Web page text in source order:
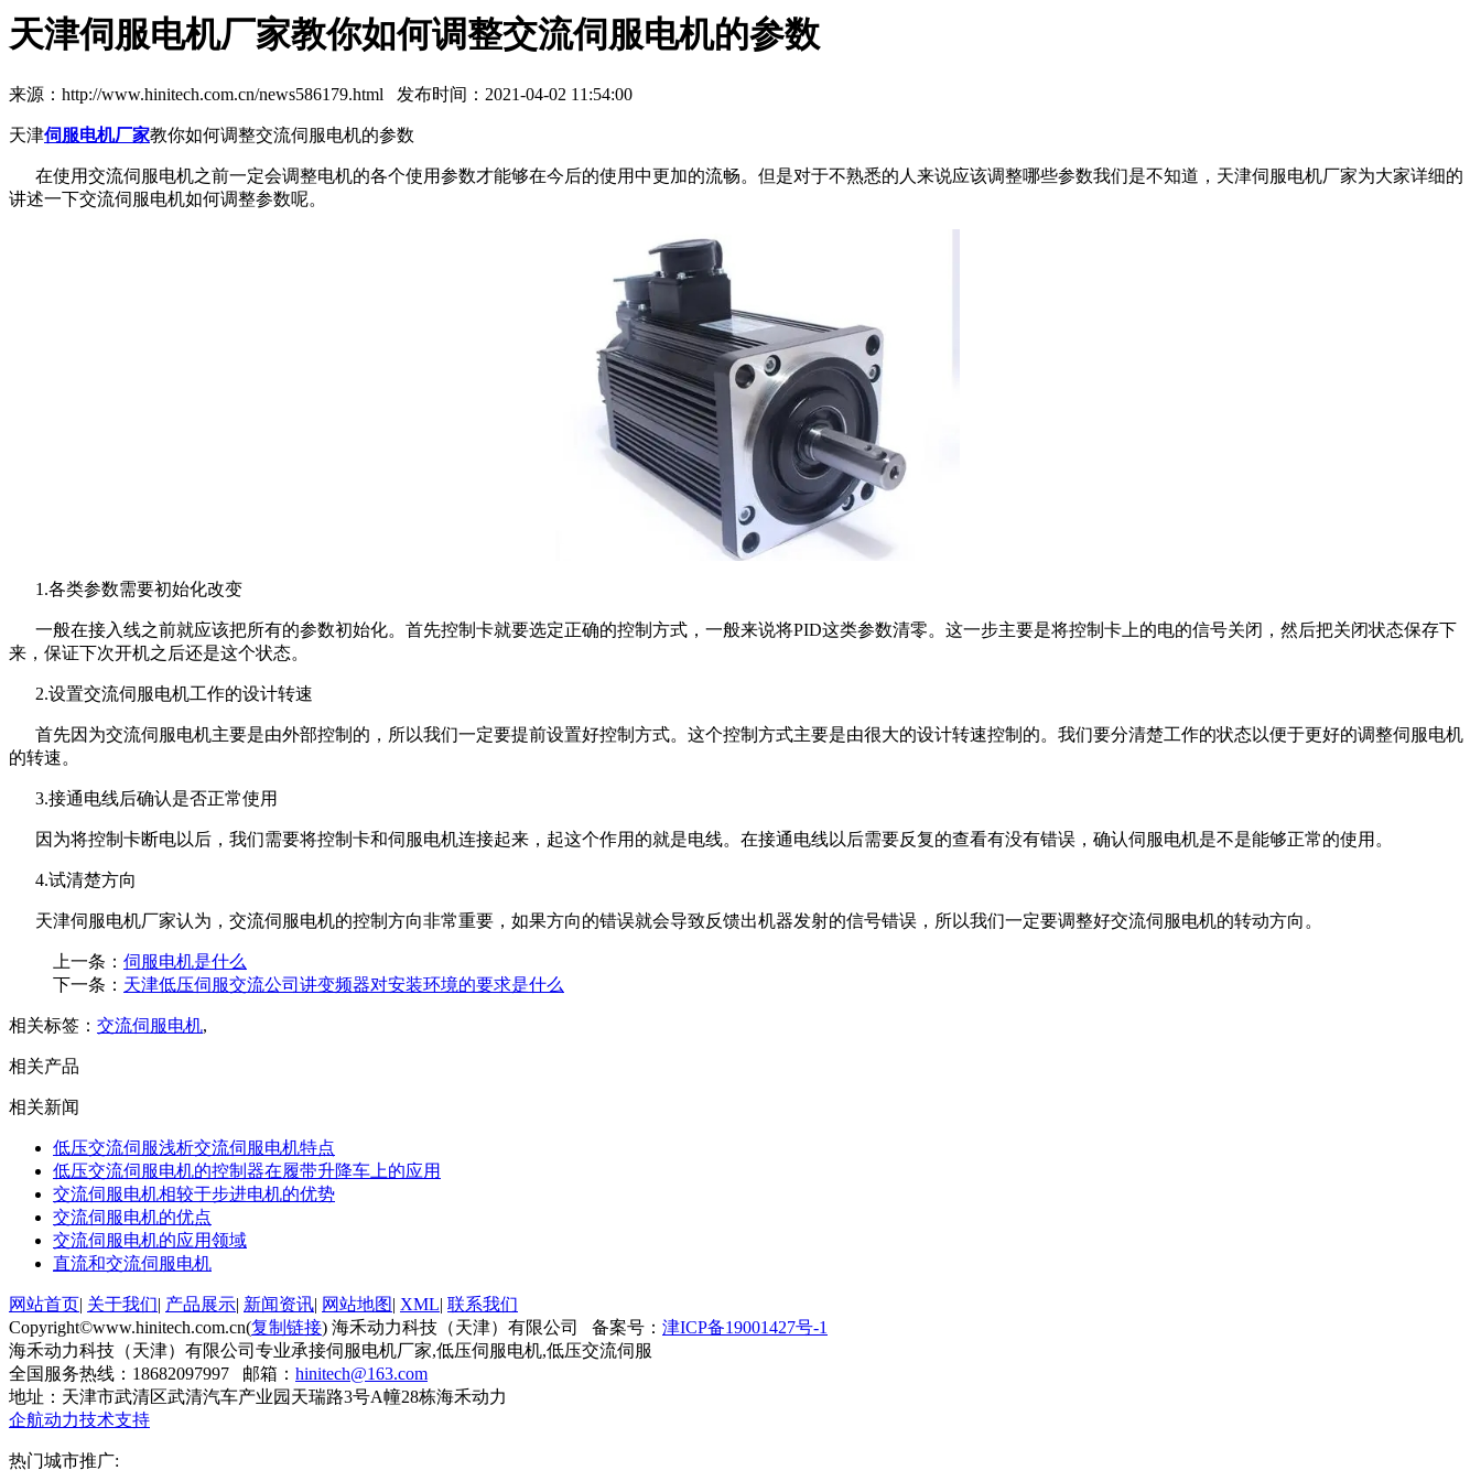
天津伺服电机厂家教你如何调整交流伺服电机的参数
来源：http://www.hinitech.com.cn/news586179.html 发布时间：2021-04-02 11:54:00
天津伺服电机厂家教你如何调整交流伺服电机的参数
在使用交流伺服电机之前一定会调整电机的各个使用参数才能够在今后的使用中更加的流畅。但是对于不熟悉的人来说应该调整哪些参数我们是不知道，天津伺服电机厂家为大家详细的
讲述一下交流伺服电机如何调整参数呢。
1.各类参数需要初始化改变
一般在接入线之前就应该把所有的参数初始化。首先控制卡就要选定正确的控制方式，一般来说将PID这类参数清零。这一步主要是将控制卡上的电的信号关闭，然后把关闭状态保存下
来，保证下次开机之后还是这个状态。
2.设置交流伺服电机工作的设计转速
首先因为交流伺服电机主要是由外部控制的，所以我们一定要提前设置好控制方式。这个控制方式主要是由很大的设计转速控制的。我们要分清楚工作的状态以便于更好的调整伺服电机
的转速。
3.接通电线后确认是否正常使用
因为将控制卡断电以后，我们需要将控制卡和伺服电机连接起来，起这个作用的就是电线。在接通电线以后需要反复的查看有没有错误，确认伺服电机是不是能够正常的使用。
4.试清楚方向
天津伺服电机厂家认为，交流伺服电机的控制方向非常重要，如果方向的错误就会导致反馈出机器发射的信号错误，所以我们一定要调整好交流伺服电机的转动方向。
上一条： 伺服电机是什么
下一条： 天津低压伺服交流公司讲变频器对安装环境的要求是什么
相关标签： 交流伺服电机,
相关产品
相关新闻
低压交流伺服浅析交流伺服电机特点
低压交流伺服电机的控制器在履带升降车上的应用
交流伺服电机相较于步进电机的优势
交流伺服电机的优点
交流伺服电机的应用领域
直流和交流伺服电机
网站首页| 关于我们| 产品展示| 新闻资讯| 网站地图| XML| 联系我们
Copyright©www.hinitech.com.cn(复制链接) 海禾动力科技（天津）有限公司 备案号： 津ICP备19001427号-1
海禾动力科技（天津）有限公司专业承接伺服电机厂家,低压伺服电机,低压交流伺服
全国服务热线：18682097997 邮箱： hinitech@163.com
地址：天津市武清区武清汽车产业园天瑞路3号A幢28栋海禾动力
企航动力技术支持
热门城市推广: